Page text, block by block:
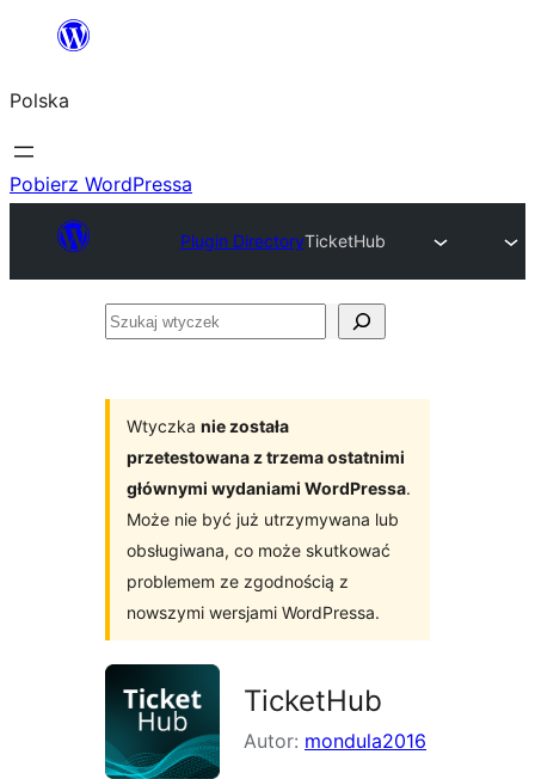
Przejdź
treści
Polska
Pobierz WordPressa
Plugin DirectoryTicketHub
Szukaj
Wtyczka nie została
przetestowana z trzema ostatnimi
głównymi wydaniami WordPressa.
Może nie być już utrzymywana lub
obsługiwana, co może skutkować
problemem ze zgodnością z
nowszymi wersjami WordPressa.
TicketHub
Autor: mondula2016